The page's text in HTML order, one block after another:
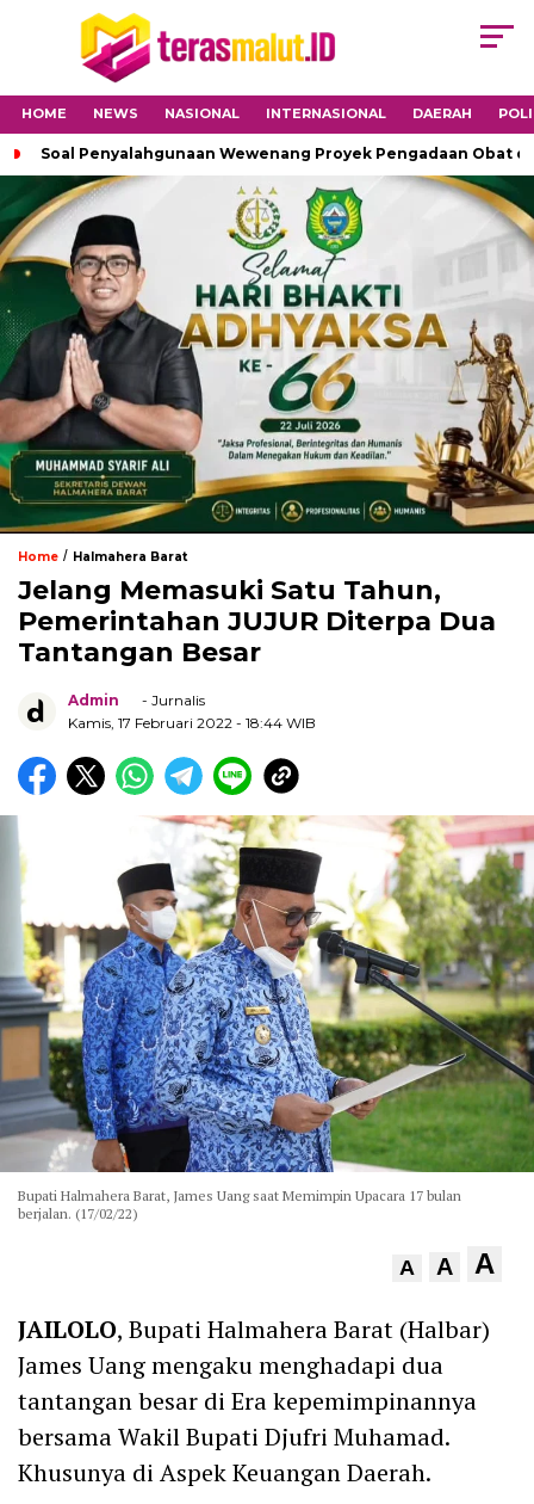
HOME NEWS NASIONAL INTERNASIONAL DAERAH
Soal Penyalahgunaan Wewenang Proyek Pengadaan Obat
Home / Halmahera Barat
Jelang Memasuki Satu Tahun,
Pemerintahan JUJUR Diterpa Dua
Tantangan Besar
Admin
- Jurnalis
Kamis, 17 Februari 2022 - 18:44 WIB
Bupati Halmahera Barat, James Uang saat Memimpin Upacara 17 bulan
berjalan. (17/02/22)
A A A
JAILOLO, Bupati Halmahera Barat (Halbar)
James Uang mengaku menghadapi dua
tantangan besar di Era kepemimpinannya
bersama Wakil Bupati Djufri Muhamad.
Khusunya di Aspek Keuangan Daerah.